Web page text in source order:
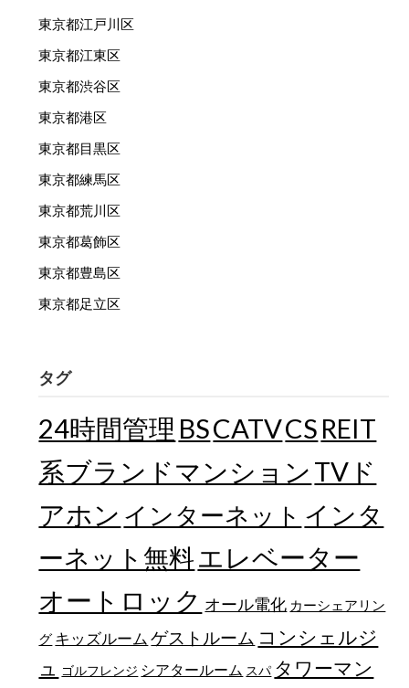
東京都江戸川区
東京都江東区
東京都渋谷区
東京都港区
東京都目黒区
東京都練馬区
東京都荒川区
東京都葛飾区
東京都豊島区
東京都足立区
タグ
24時間管理 BSCATVCS REIT
系ブランドマンション TVド
アホン インターネット インタ
ーネット無料エレベーター
オートロック オール電化 カーシェアリン
グ キッズルーム ゲストルーム コンシェルジ
ュ
ゴルフレンジ シアタールーム スパ タワーマン